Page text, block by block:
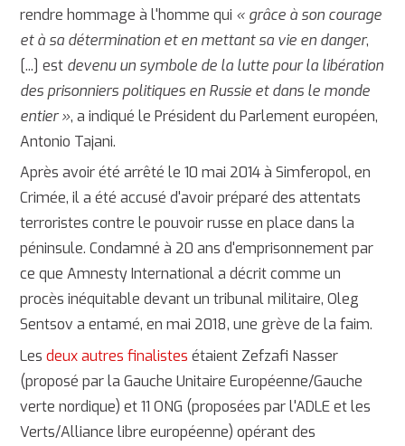
rendre hommage à l'homme qui « grâce à son courage
et à sa détermination et en mettant sa vie en danger,
[...] est devenu un symbole de la lutte pour la libération
des prisonniers politiques en Russie et dans le monde
entier », a indiqué le Président du Parlement européen,
Antonio Tajani.
Après avoir été arrêté le 10 mai 2014 à Simferopol, en
Crimée, il a été accusé d'avoir préparé des attentats
terroristes contre le pouvoir russe en place dans la
péninsule. Condamné à 20 ans d'emprisonnement par
ce que Amnesty International a décrit comme un
procès inéquitable devant un tribunal militaire, Oleg
Sentsov a entamé, en mai 2018, une grève de la faim.
Lesdeux autres finalistes étaient Zefzafi Nasser
(proposé par la Gauche Unitaire Européenne/Gauche
verte nordique) et 11 ONG (proposées par l'ADLE et les
Verts/Alliance libre européenne) opérant des